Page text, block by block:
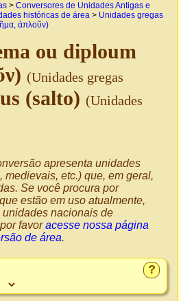
> Conversores de Unidades Antigas e
históricas de área > Unidades gregas
ἀπλοῦν)
ou diploum
(Unidades gregas
(salto) (Unidades
apresenta unidades
medievais, etc.) que, em geral,
Se você procura por
estão em uso atualmente,
nacionais de
favoracesse nossa página
de área.
?